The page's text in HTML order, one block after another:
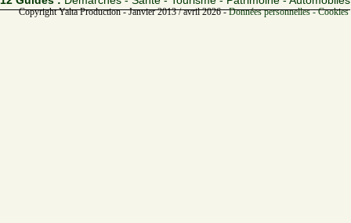
Copyright Yalta Production - Janvier 2013 / avril 2026 -Données personnelles -